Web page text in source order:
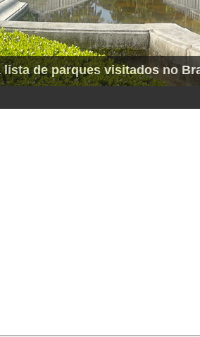
lista de parques visitados no